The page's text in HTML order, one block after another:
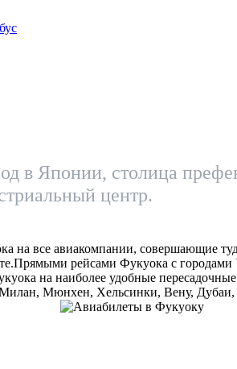
в Японии, столица
центр.
на все авиакомпании, совершающие
рейсами Фукуока с городами
на наиболее удобные
Мюнхен, Хельсинки, Вену, Дубаи,